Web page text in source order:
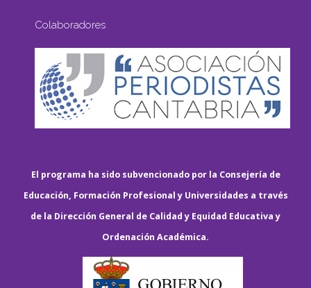
Colaboradores
El programa ha sido subvencionado por la Consejería de
Educación, Formación Profesional y Universidades a través
de la Dirección General de Calidad y Equidad Educativa y
Ordenación Académica.